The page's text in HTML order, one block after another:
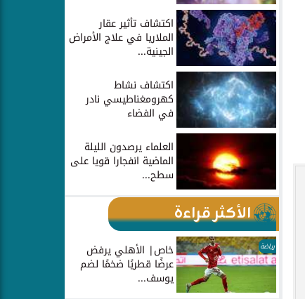
اكتشاف تأثير عقار
الملاريا في علاج الأمراض
الجينية...
اكتشاف نشاط
كهرومغناطيسي نادر
في الفضاء
العلماء يرصدون الليلة
الماضية انفجارا قويا على
سطح...
الأكثر قراءة
رياضة خاص| الأهلي يرفض
عرضًا قطريًا ضخمًا لضم
يوسف...